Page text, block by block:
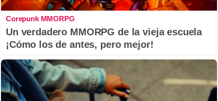
Corepunk MMORPG
Un verdadero MMORPG de la vieja escuela
¡Cómo los de antes, pero mejor!